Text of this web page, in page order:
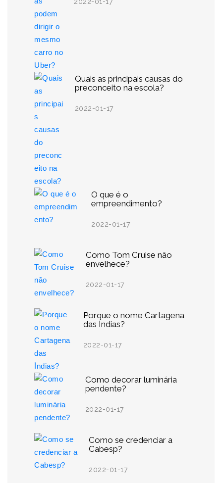
Quais as principais causas do
preconceito na escola?
2022-01-17
O que é o
empreendimento?
2022-01-17
Como Tom Cruise não
envelhece?
2022-01-17
Porque o nome Cartagena
das Índias?
2022-01-17
Como decorar luminária
pendente?
2022-01-17
Como se credenciar a
Cabesp?
2022-01-17